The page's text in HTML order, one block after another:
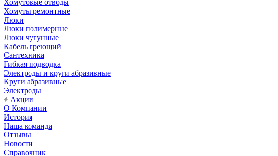
Хомутовые отводы
Хомуты ремонтные
Люки
Люки полимерные
Люки чугунные
Кабель греющий
Сантехника
Гибкая подводка
Электроды и круги абразивные
Круги абразивные
Электроды
Акции
О Компании
История
Наша команда
Отзывы
Новости
Справочник